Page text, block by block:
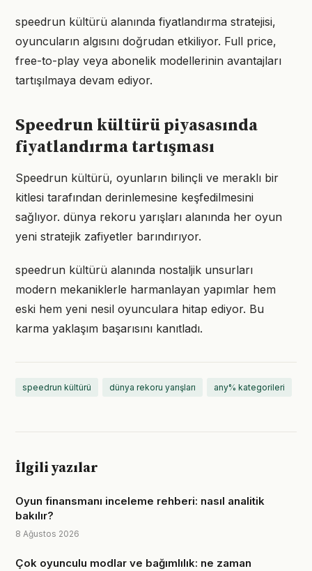
speedrun kültürü alanında fiyatlandırma stratejisi,
oyuncuların algısını doğrudan etkiliyor. Full price,
free-to-play veya abonelik modellerinin avantajları
tartışılmaya devam ediyor.
Speedrun kültürü piyasasında
fiyatlandırma tartışması
Speedrun kültürü, oyunların bilinçli ve meraklı bir
kitlesi tarafından derinlemesine keşfedilmesini
sağlıyor. dünya rekoru yarışları alanında her oyun
yeni stratejik zafiyetler barındırıyor.
speedrun kültürü alanında nostaljik unsurları
modern mekaniklerle harmanlayan yapımlar hem
eski hem yeni nesil oyunculara hitap ediyor. Bu
karma yaklaşım başarısını kanıtladı.
speedrun kültürü dünya rekoru yarışları any% kategorileri
İlgili yazılar
Oyun finansmanı inceleme rehberi: nasıl analitik
bakılır?
8 Ağustos 2026
Çok oyunculu modlar ve bağımlılık: ne zaman